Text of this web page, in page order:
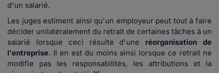
d'un salarié.
Les juges estiment ainsi qu'un employeur peut tout à faire
décider unilatéralement du retrait de certaines tâches à un
salarié lorsque ceci résulte d'une réorganisation de
l'entreprise. Il en est du moins ainsi lorsque ce retrait ne
modifie pas les responsabilités, les attributions et la